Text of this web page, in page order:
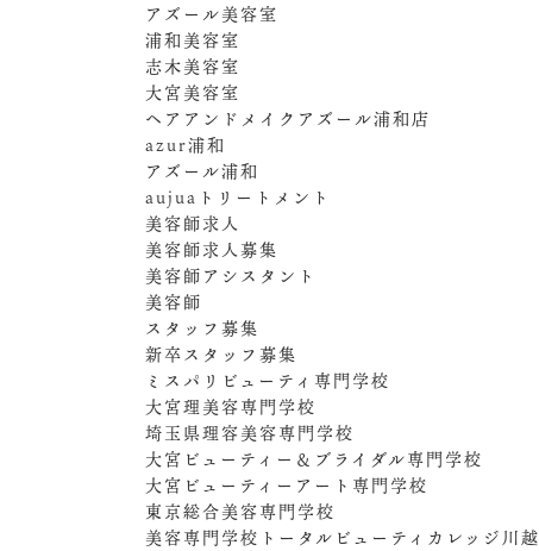
アズール美容室
浦和美容室
志木美容室
大宮美容室
ヘアアンドメイクアズール浦和店
azur浦和
アズール浦和
aujuaトリートメント
美容師求人
美容師求人募集
美容師アシスタント
美容師
スタッフ募集
新卒スタッフ募集
ミスパリビューティ専門学校
大宮理美容専門学校
埼玉県理容美容専門学校
大宮ビューティー＆ブライダル専門学校
大宮ビューティーアート専門学校
東京総合美容専門学校
美容専門学校トータルビューティカレッジ川越